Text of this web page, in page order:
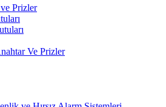
Prizler
Ve Prizler